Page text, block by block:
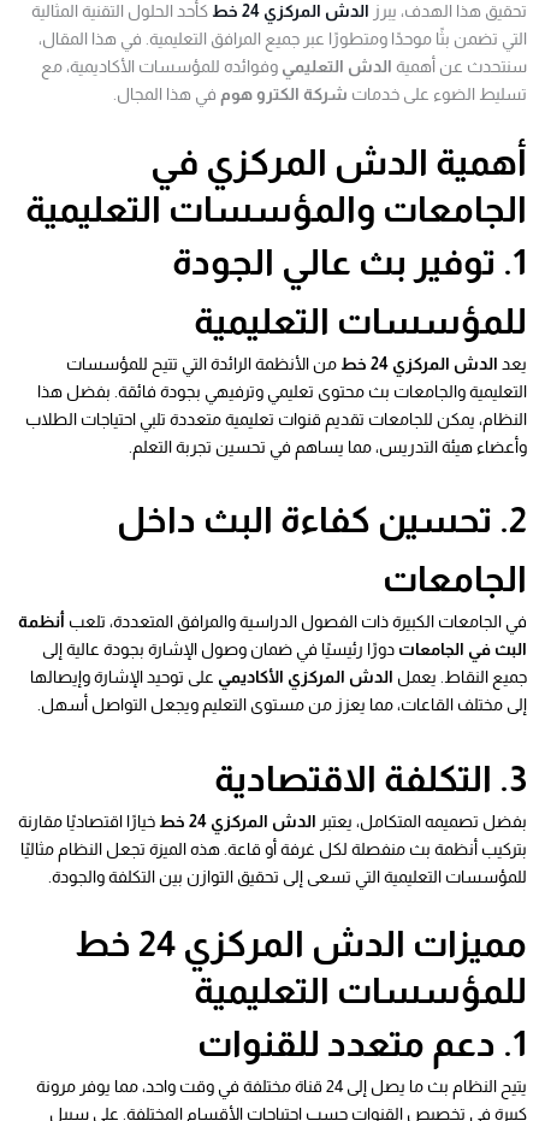
تحقيق هذا الهدف، يبرز الدش المركزي 24 خط
كأحد الحلول التقنية المثالية
التي تضمن بثًا موحدًا ومتطورًا عبر جميع المرافق التعليمية. في هذا المقال،
سنتحدث عن أهمية الدش التعليمي وفوائده للمؤسسات الأكاديمية، مع
تسليط الضوء على خدمات شركة الكترو هوم في هذا المجال.
أهمية الدش المركزي في
الجامعات والمؤسسات التعليمية
1. توفير بث عالي الجودة
للمؤسسات التعليمية
يعد الدش المركزي 24 خط
من الأنظمة الرائدة التي تتيح للمؤسسات
التعليمية والجامعات بث محتوى تعليمي وترفيهي بجودة فائقة. بفضل هذا
النظام، يمكن للجامعات تقديم قنوات تعليمية متعددة تلبي احتياجات الطلاب
وأعضاء هيئة التدريس، مما يساهم في تحسين تجربة التعلم.
2. تحسين كفاءة البث داخل
الجامعات
في الجامعات الكبيرة ذات الفصول الدراسية والمرافق المتعددة، تلعب أنظمة
البث في الجامعات دورًا رئيسيًا في ضمان وصول الإشارة بجودة عالية إلى
جميع النقاط. يعمل الدش المركزي الأكاديمي على توحيد الإشارة وإيصالها
إلى مختلف القاعات، مما يعزز من مستوى التعليم ويجعل التواصل أسهل.
3. التكلفة الاقتصادية
بفضل تصميمه المتكامل، يعتبر الدش المركزي 24 خط
خيارًا اقتصاديًا مقارنة
بتركيب أنظمة بث منفصلة لكل غرفة أو قاعة. هذه الميزة تجعل النظام مثاليًا
للمؤسسات التعليمية التي تسعى إلى تحقيق التوازن بين التكلفة والجودة.
مميزات الدش المركزي 24 خط
للمؤسسات التعليمية
1. دعم متعدد للقنوات
يتيح النظام بث ما يصل إلى 24 قناة مختلفة في وقت واحد، مما يوفر مرونة
كبيرة في تخصيص القنوات حسب احتياجات الأقسام المختلفة. على سبيل